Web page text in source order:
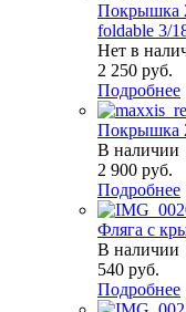
Покрышка
foldable 3/
Нет в
2 250 руб.
Подробнее
Покрышка
В наличии
2 900 руб.
Подробнее
Фляга с
В наличии
540 руб.
Подробнее